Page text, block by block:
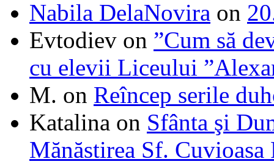
Nabila DelaNovira on
Evtodiev on ”Cum să
cu elevii Liceului
M. on Reîncep serile
Katalina on Sfânta şi
Mănăstirea Sf. Cuvioasa